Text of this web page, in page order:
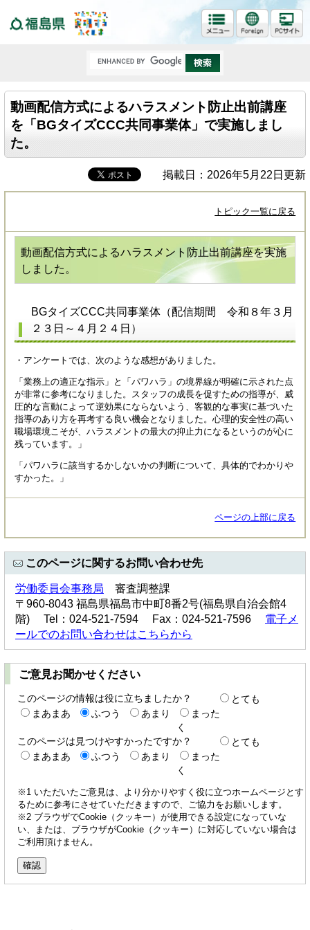
動画配信方式によるハラスメント防止出前講座
を「BGタイズCCC共同事業体」で実施しまし
た。
掲載日：2026年5月22日更新
トピック一覧に戻る
動画配信方式によるハラスメント防止出前講座を実施
しました。
BGタイズCCC共同事業体（配信期間 令和８年３月
２３日～４月２４日）
・アンケートでは、次のような感想がありました。
「業務上の適正な指示」と「パワハラ」の境界線が明確に示された点
が非常に参考になりました。スタッフの成長を促すための指導が、威
圧的な言動によって逆効果にならないよう、客観的な事実に基づいた
指導のあり方を再考する良い機会となりました。心理的安全性の高い
職場環境こそが、ハラスメントの最大の抑止力になるというのが心に
残っています。」
「パワハラに該当するかしないかの判断について、具体的でわかりや
すかった。」
ページの上部に戻る
このページに関するお問い合わせ先
労働委員会事務局 審査調整課
〒960-8043 福島県福島市中町8番2号(福島県自治会館4
階) Tel：024-521-7594 Fax：024-521-7596 電子メ
ールでのお問い合わせはこちらから
ご意見お聞かせください
このページの情報は役に立ちましたか？
とても
まあまあ
ふつう あまり
まった
く
このページは見つけやすかったですか？
とても
まあまあ
ふつう あまり
まった
く
※1 いただいたご意見は、より分かりやすく役に立つホームページとす
るために参考にさせていただきますので、ご協力をお願いします。
※2 ブラウザでCookie（クッキー）が使用できる設定になっていな
い、または、ブラウザがCookie（クッキー）に対応していない場合は
ご利用頂けません。